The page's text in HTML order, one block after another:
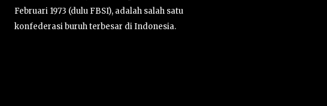
Februari 1973 (dulu FBSI), adalah salah satu
konfederasi buruh terbesar di Indonesia.